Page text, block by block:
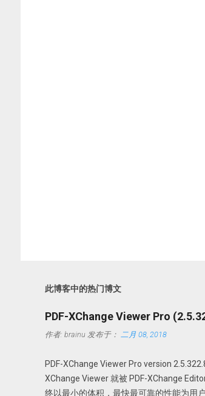
此博客中的热门博文
PDF-XChange Viewer Pro
作者: brainu 发布于： 二月 08, 2018
PDF-XChange Viewer Pro version
XChange Viewer 就被 PDF-XChange
终以最小的体积，最快最可靠的性能为用